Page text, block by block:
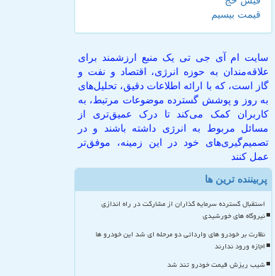
قیمت بیسیم
سایت ام آی جی تی یک منبع ارزشمند برای
علاقه‌مندان به حوزه انرژی، اقتصاد و نفت و
گاز است، که با ارائه اطلاعات دقیق، تحلیل‌های
به روز و پوشش گسترده موضوعات مرتبط، به
کاربران کمک می‌کند تا درک عمیق‌تری از
مسائل مربوط به انرژی داشته باشند و در
تصمیم‌گیری‌های خود در این زمینه، موفق‌تر
عمل کنند
پربیننده ترین ها
استقبال گسترده سرمایه گذاران از مشارکت در راه اندازی
نیروگاه های خورشیدی
نظارت بر خودرو های وارداتی دو مرحله ای شد این خودرو ها
اجازه ورود ندارند
شیب ریزش قیمت خودرو تند شد